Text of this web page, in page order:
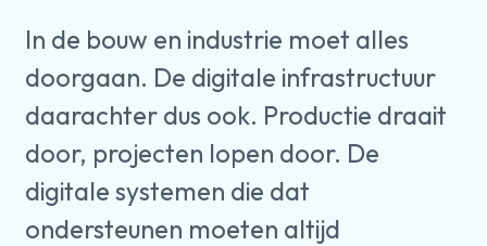
Mijn
Uniserver
Contact
In de bouw en industrie moet alles
doorgaan. De digitale infrastructuur
daarachter dus ook. Productie draait
door, projecten lopen door. De
digitale systemen die dat
ondersteunen moeten altijd